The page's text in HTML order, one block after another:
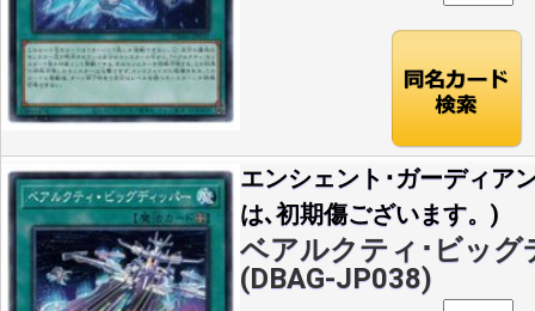
エンシェント･ガーディア
は､初期傷ございます。)
ベアルクティ･ビッグ
(DBAG-JP038)